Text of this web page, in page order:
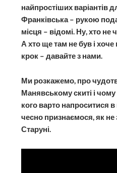
найпростіших варіантів
Франківська – рукою
місця – відомі. Ну, хто не
А хто ще там не був і
крок – давайте з нами.
Ми розкажемо, про
Манявському скиті і чому
кого варто напроситися в
чесно признаємося, як
Старуні.